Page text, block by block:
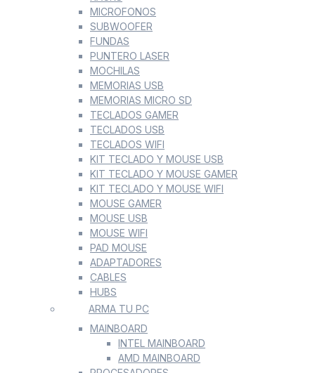
MICROFONOS
SUBWOOFER
FUNDAS
PUNTERO LASER
MOCHILAS
MEMORIAS USB
MEMORIAS MICRO SD
TECLADOS GAMER
TECLADOS USB
TECLADOS WIFI
KIT TECLADO Y MOUSE USB
KIT TECLADO Y MOUSE GAMER
KIT TECLADO Y MOUSE WIFI
MOUSE GAMER
MOUSE USB
MOUSE WIFI
PAD MOUSE
ADAPTADORES
CABLES
HUBS
ARMA TU PC
MAINBOARD
INTEL MAINBOARD
AMD MAINBOARD